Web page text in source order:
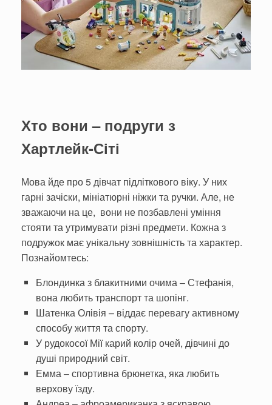
Хто вони – подруги з
Хартлейк-Сіті
Мова йде про 5 дівчат підліткового віку. У них
гарні зачіски, мініатюрні ніжки та ручки. Але, не
зважаючи на це, вони не позбавлені уміння
стояти та утримувати різні предмети. Кожна з
подружок має унікальну зовнішність та характер.
Познайомтесь:
Блондинка з блакитними очима – Стефанія,
вона любить транспорт та шопінг.
Шатенка Олівія – віддає перевагу активному
способу життя та спорту.
У рудокосої Мії карий колір очей, дівчині до
душі природний світ.
Емма – спортивна брюнетка, яка любить
верхову їзду.